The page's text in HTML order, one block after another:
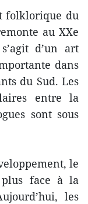
folklorique du
au XXe
d’un art
dans
du Sud. Les
entre la
sont sous
le
face à la
les